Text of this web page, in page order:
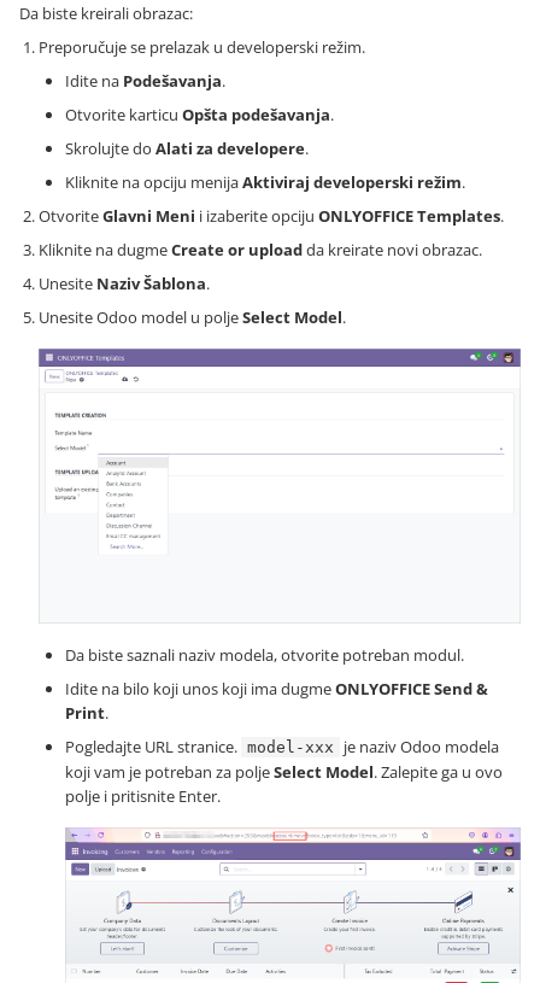
Da biste kreirali obrazac:
Preporučuje se prelazak u developerski režim.
Idite na Podešavanja.
Otvorite karticu Opšta podešavanja.
Skrolujte do Alati za developere.
Kliknite na opciju menijaAktiviraj developerski režim.
OtvoriteGlavni Meni i izaberite opciju ONLYOFFICE Templates.
Kliknite na dugmeCreate or uploadda kreirate novi obrazac.
Unesite Naziv Šablona.
Unesite Odoo model u poljeSelect Model.
Da biste saznali naziv modela, otvorite potreban modul.
Idite na bilo koji unos koji ima dugmeONLYOFFICE Send &
Print.
Pogledajte URL stranice. model-xxx
je naziv Odoo modela
koji vam je potreban za poljeSelect Model. Zalepite ga u ovo
polje i pritisnite Enter.